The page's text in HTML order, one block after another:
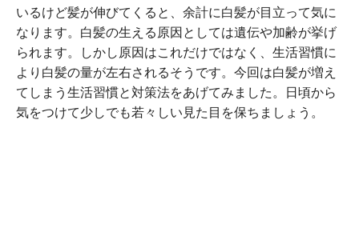
いるけど髪が伸びてくると、余計に白髪が目立って気に
なります。白髪の生える原因としては遺伝や加齢が挙げ
られます。しかし原因はこれだけではなく、生活習慣に
より白髪の量が左右されるそうです。今回は白髪が増え
てしまう生活習慣と対策法をあげてみました。日頃から
気をつけて少しでも若々しい見た目を保ちましょう。